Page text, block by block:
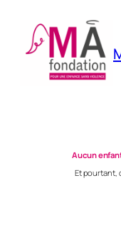
content
Aucun
Et pourtant,